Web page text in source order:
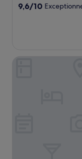
9.6
9,6/10